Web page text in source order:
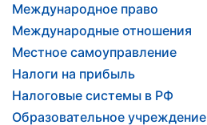
Международное право
Международные отношения
Местное самоуправление
Налоги на прибыль
Налоговые системы в РФ
Образовательное учреждение